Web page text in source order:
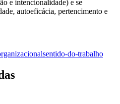
e intencionalidade) e se
autoeficácia, pertencimento e
sentido-do-trabalho